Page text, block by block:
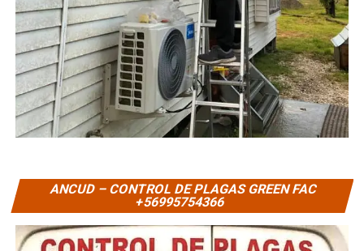
ANCUD – CONTROL DE PLAGAS GREEN FAC
+56995754366